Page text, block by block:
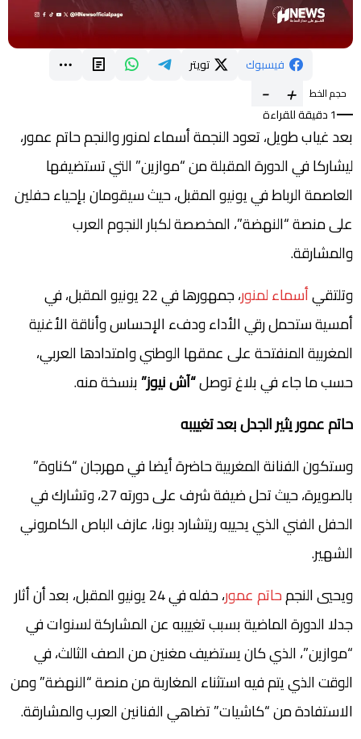
فيسبوك تويتر
حجم الخط +
-
1 دقيقة للقراءة
بعد غياب طويل، تعود النجمة أسماء لمنور والنجم حاتم عمور،
ليشاركا في الدورة المقبلة من “موازين” التي تستضيفها
العاصمة الرباط في يونيو المقبل، حيث سيقومان بإحياء حفلين
على منصة “النهضة”، المخصصة لكبار النجوم العرب
والمشارقة.
وتلتقيأسماء لمنور
، جمهورها في 22 يونيو المقبل، في
أمسية ستحمل رقي الأداء ودفء الإحساس وأناقة الأغنية
المغربية المنفتحة على عمقها الوطني وامتدادها العربي،
حسب ما جاء في بلاغ توصل“آش نيوز”بنسخة منه.
حاتم عمور يثير الجدل بعد تغييبه
وستكون الفنانة المغربية حاضرة أيضا في مهرجان “كناوة”
بالصويرة، حيث تحل ضيفة شرف على دورته 27، وتشارك في
الحفل الفني الذي يحييه ريتشارد بونا، عازف الباص الكامروني
الشهير.
ويحيي النجمحاتم عمور
، حفله في 24 يونيو المقبل، بعد أن أثار
جدلا الدورة الماضية بسبب تغييبه عن المشاركة لسنوات في
“موازين”، الذي كان يستضيف مغنين من الصف الثالث، في
الوقت الذي يتم فيه استثناء المغاربة من منصة “النهضة” ومن
الاستفادة من “كاشيات” تضاهي الفنانين العرب والمشارقة.